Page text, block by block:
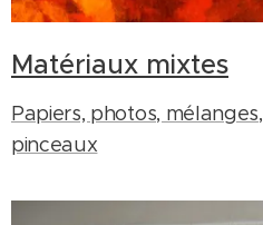
Matériaux mixtes
Papiers, photos,
pinceaux